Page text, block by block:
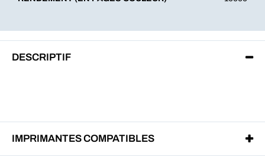
DESCRIPTIF
IMPRIMANTES COMPATIBLES